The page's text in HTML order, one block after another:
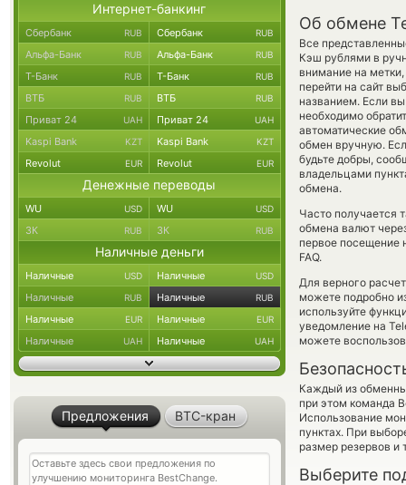
Об обмене
Все
Кэш рублями в
внимание на
перейти на сайт
названием. Если
необходимо
автоматические
обмен вручную.
будьте добры,
владельцами
обмена.
Часто получается
обмена валют
первое посещение
FAQ.
Для верного
можете подробно
используйте
уведомление на
можете
Каждый из
при этом команда
Использование
пунктах. При
размер резервов и
Выберите
Интернет-банкинг
Сбербанк RUB Сбербанк RUB
Альфа-Банк RUB Альфа-Банк RUB
Т-Банк RUB Т-Банк RUB
ВТБ RUB ВТБ RUB
Приват 24 UAH Приват 24 UAH
Kaspi Bank KZT Kaspi Bank KZT
Revolut EUR Revolut EUR
Денежные переводы
WU USD WU USD
ЗК RUB ЗК RUB
Наличные деньги
Наличные USD Наличные USD
Наличные RUB Наличные RUB
Наличные EUR Наличные EUR
Наличные UAH Наличные UAH
Предложения BTC-кран